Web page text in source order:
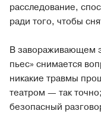
расследование,
ради того, чтобы
В завораживающем
пьес» снимается
никакие травмы
театром — так
безопасный